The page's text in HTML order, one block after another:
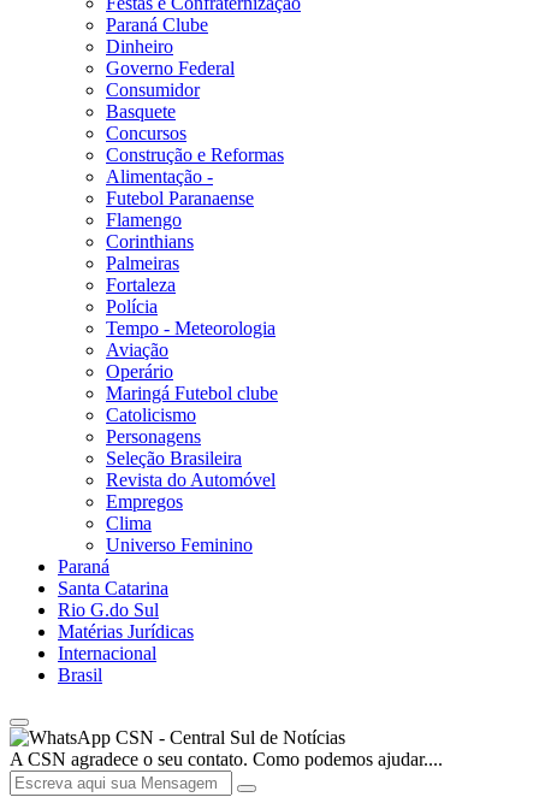
Paraná Clube
Dinheiro
Governo Federal
Consumidor
Basquete
Concursos
Construção e Reformas
Alimentação -
Futebol Paranaense
Flamengo
Corinthians
Palmeiras
Fortaleza
Polícia
Tempo - Meteorologia
Aviação
Operário
Maringá Futebol clube
Catolicismo
Personagens
Seleção Brasileira
Revista do Automóvel
Empregos
Clima
Universo Feminino
Paraná
Santa Catarina
Rio G.do Sul
Matérias Jurídicas
Internacional
Brasil
CSN - Central Sul de Notícias
A CSN agradece o seu contato. Como podemos ajudar....